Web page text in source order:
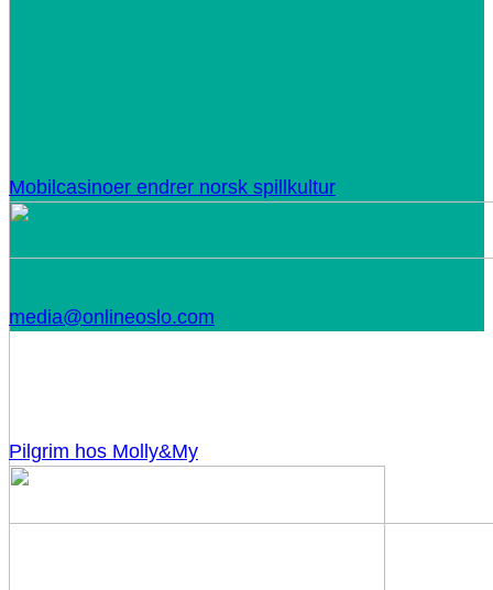
Mobilcasinoer endrer norsk spillkultur
Pilgrim hos Molly&My
media@onlineoslo.com